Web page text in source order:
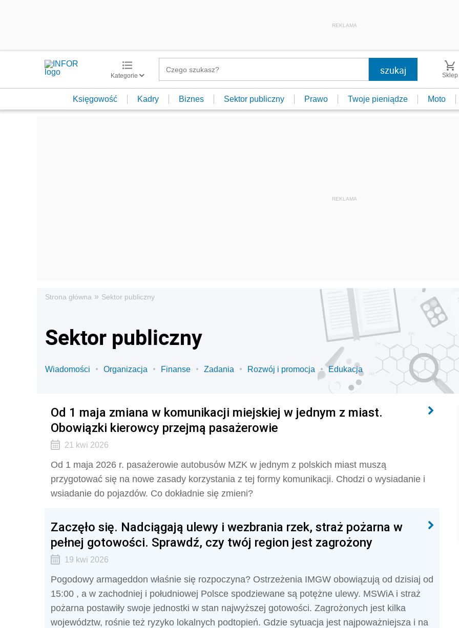
REKLAMA
Kategorie Sklep
Księgowość Kadry Biznes Sektor publiczny Prawo Twoje pieniądze Moto
Strona główna » Sektor publiczny
Sektor publiczny
Wiadomości Organizacja Finanse Zadania Rozwój i promocja Edukacja
Od 1 maja zmiana w komunikacji miejskiej w jednym z miast.
Obowiązki kierowcy przejmą pasażerowie
21 kwi 2026
Od 1 maja 2026 r. pasażerowie autobusów MZK w jednym z polskich miast muszą
przygotować się na nowe zasady korzystania z tej formy komunikacji. Chodzi o wysiadanie i
wsiadanie do pojazdów. Co dokładnie się zmieni?
Zaczęło się. Nadciągają ulewy i wezbrania rzek, straż pożarna w
pełnej gotowości. Sprawdź, czy twój region jest zagrożony
19 kwi 2026
Pogodowy armageddon właśnie się rozpoczyna? Ostrzeżenia IMGW obowiązują od dzisiaj od
15:00 , a w zachodniej i południowej Polsce spodziewane są potężne ulewy. MSWiA i straż
pożarna postawiły swoje jednostki w stan najwyższej gotowości. Zagrożonych jest kilka
województw, rośnie też ryzyko lokalnych podtopień. Gdzie sytuacja jest najpoważniejsza i na